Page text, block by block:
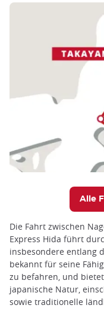
Alle
Die Fahrt zwischen
Express Hida führt
insbesondere entlang
bekannt für seine
zu befahren, und
japanische Natur,
sowie traditionelle